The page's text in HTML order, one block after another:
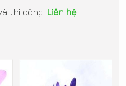
thi công: Liên hệ